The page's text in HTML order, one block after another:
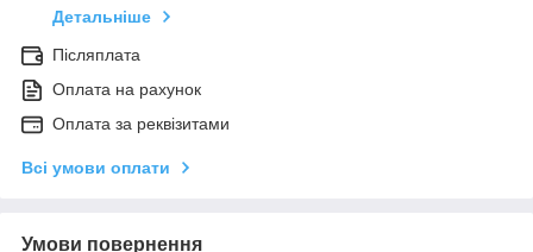
Детальніше
Післяплата
Оплата на рахунок
Оплата за реквізитами
Всі умови оплати
Умови повернення